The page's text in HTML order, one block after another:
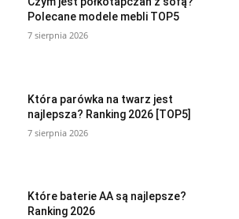
Polecane modele mebli TOP5
7 sierpnia 2026
Która parówka na twarz jest
najlepsza? Ranking 2026 [TOP5]
7 sierpnia 2026
Które baterie AA są najlepsze?
Ranking 2026